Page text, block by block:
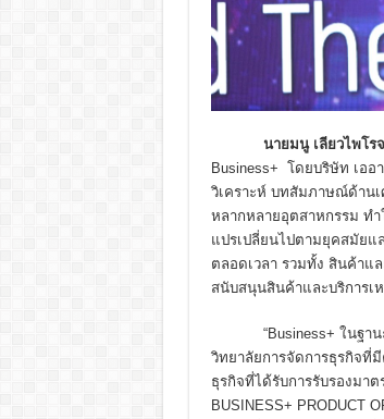
นายมนู เลียวไพโร
Business+ โดยบริษัท เออ
วิเคราะห์ บทสัมภาษณ์ด้านเ
หลากหลายอุตสาหกรรม ท
แปรเปลี่ยนไปตามยุคสมัยแ
ตลอดเวลา รวมทั้ง สินค้าแ
สนับสนุนสินค้าและบริการเ
“Business+ ในฐานะสื่
วิทยาลัยการจัดการธุรกิจที่
ธุรกิจที่ได้รับการรับรองมา
BUSINESS+ PRODUCT